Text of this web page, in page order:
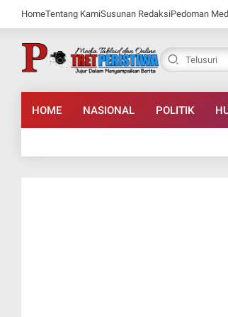
HomeTentang KamiSusunan RedaksiPedoman
HOME NASIONAL POLITIK